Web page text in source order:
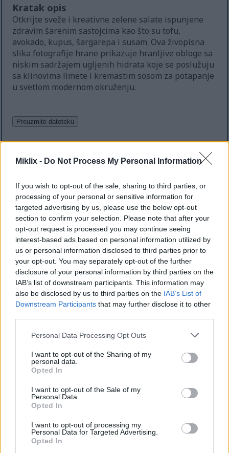
Miklix - Do Not Process My Personal Information
If you wish to opt-out of the sale, sharing to third parties, or
processing of your personal or sensitive information for
targeted advertising by us, please use the below opt-out
section to confirm your selection. Please note that after your
opt-out request is processed you may continue seeing
interest-based ads based on personal information utilized by
us or personal information disclosed to third parties prior to
your opt-out. You may separately opt-out of the further
disclosure of your personal information by third parties on the
IAB’s list of downstream participants. This information may
also be disclosed by us to third parties on the IAB’s List of
Downstream Participants that may further disclose it to other
Please note that this website/app uses one or more Google
not limited to your visit or usage behaviour. You may click to
grant or deny consent to Google and its third-party tags to
use your data for below specified purposes in below Google
consent section.
Personal Data Processing Opt Outs
I want to opt-out of the Sharing of my
personal data.
Opted In
I want to opt-out of the Sale of my
Personal Data.
Opted In
I want to opt-out of processing my
Personal Data for Targeted Advertising.
Opted In
Kratak opis
Otkrijte sveže i kreativne zelene salate ispunjene
zdravim šarenim sastojcima kao što su tofu,
avokado, kupus, šargarepa i susam. Ova živopisna
slika fotografije hrane prikazuje hranljive obloge sa
niskim sadržajem ugljenih hidrata koje se poslužuju
sa klinovima limete i kremastim sosom za potapanje
u svetlom modernom okruženju.
Zašto vidim ovo?
Znam da se to može osećati kao dodatni korak - ali
ova brza provera pomaže da veb lokacija bude
sigurna, brza i dostupna svima.
Ovaj sajt nudi visokokvalitetne slike za besplatno
preuzimanje. Nažalost, automatizovani programi
(često zvani "botovi") ponekad pokušavaju da
preuzmu veliki broj fajlova odjednom. Za razliku od
stvarnih posetilaca, ovi programi mogu zatražiti
stotine ili čak hiljade velikih fajlova za nekoliko
minuta.
Veći troškovi servera koji čine sajt skupljim za
pokretanje
Sadržaj se kopira i ponovo objavljuje bez
dozvole
Ova jednostavna provera pomaže da se osigura da
preuzimanja traže stvarni ljudi - a ne
automatizovani sistemi koji stružu velike količine